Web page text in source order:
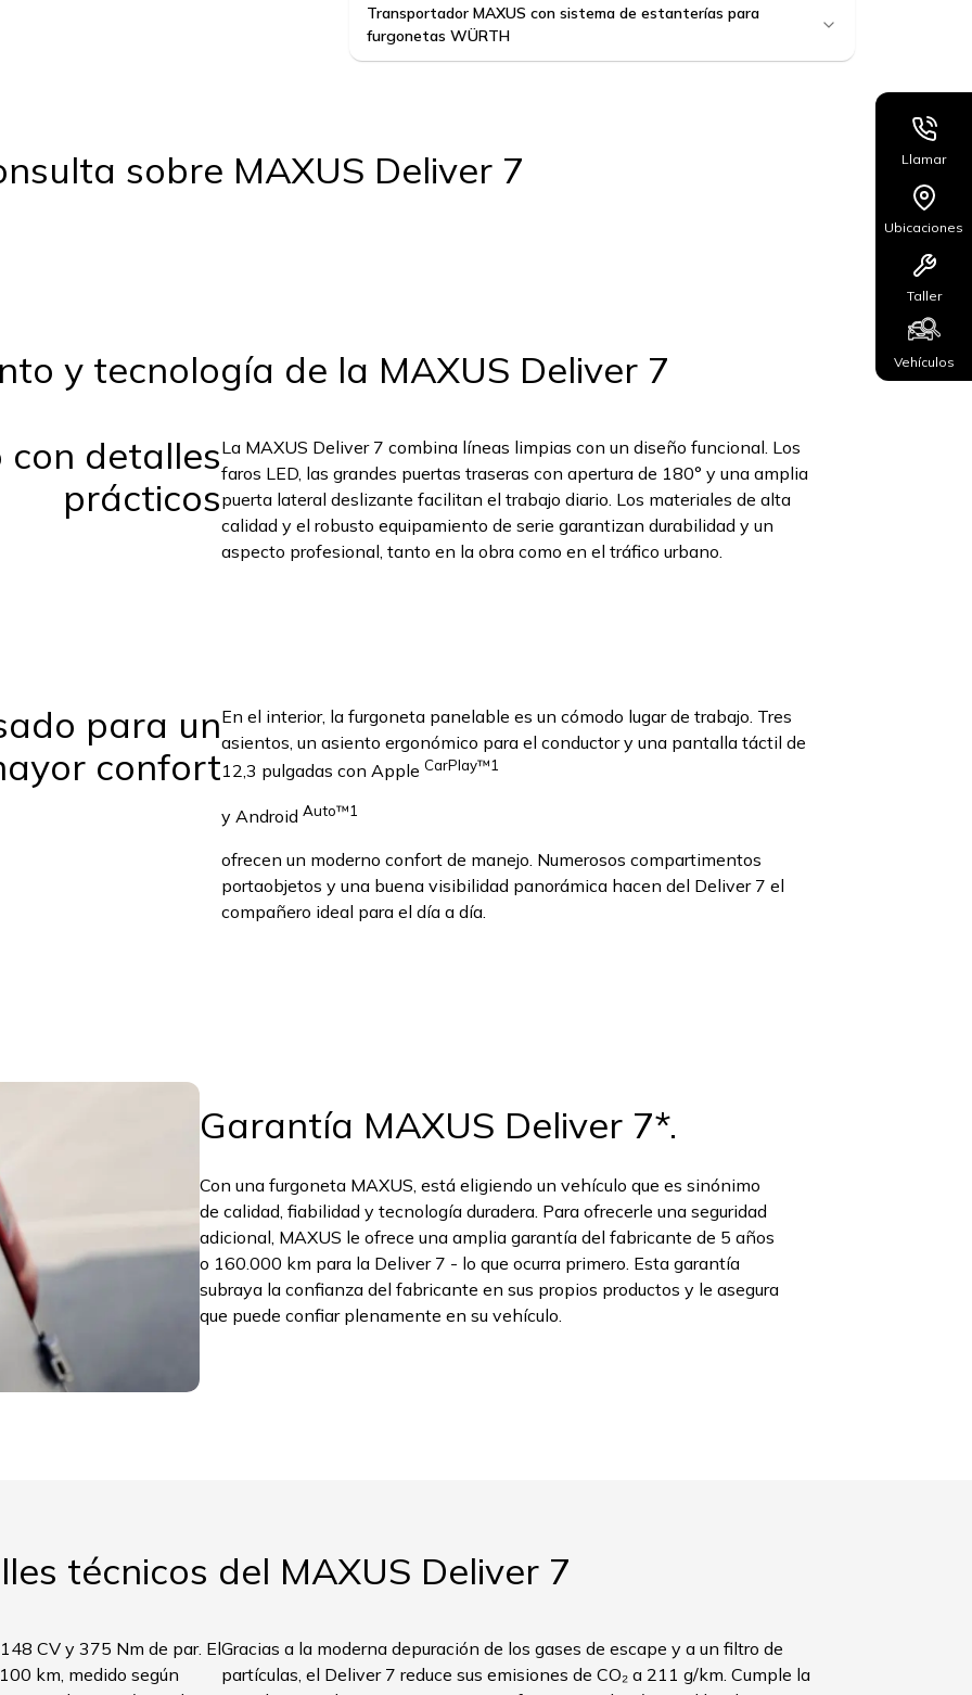
Transportador MAXUS con sistema de estanterías para
furgonetas WÜRTH
sobre MAXUS Deliver 7
y tecnología de la MAXUS Deliver 7
con detalles
prácticos
La MAXUS Deliver 7 combina líneas limpias con un diseño funcional. Los
faros LED, las grandes puertas traseras con apertura de 180° y una amplia
puerta lateral deslizante facilitan el trabajo diario. Los materiales de alta
calidad y el robusto equipamiento de serie garantizan durabilidad y un
aspecto profesional, tanto en la obra como en el tráfico urbano.
para un
confort
En el interior, la furgoneta panelable es un cómodo lugar de trabajo. Tres
asientos, un asiento ergonómico para el conductor y una pantalla táctil de
12,3 pulgadas con Apple CarPlay™1
y Android Auto™1
ofrecen un moderno confort de manejo. Numerosos compartimentos
portaobjetos y una buena visibilidad panorámica hacen del Deliver 7 el
compañero ideal para el día a día.
Garantía MAXUS Deliver 7*.
Con una furgoneta MAXUS, está eligiendo un vehículo que es sinónimo
de calidad, fiabilidad y tecnología duradera. Para ofrecerle una seguridad
adicional, MAXUS le ofrece una amplia garantía del fabricante de 5 años
o 160.000 km para la Deliver 7 - lo que ocurra primero. Esta garantía
subraya la confianza del fabricante en sus propios productos y le asegura
que puede confiar plenamente en su vehículo.
técnicos del MAXUS Deliver 7
CV y 375 Nm de par. El
km, medido según
Gracias a la moderna depuración de los gases de escape y a un filtro de
partículas, el Deliver 7 reduce sus emisiones de CO₂ a 211 g/km. Cumple la
Llamar
Ubicaciones
Taller
Vehículos